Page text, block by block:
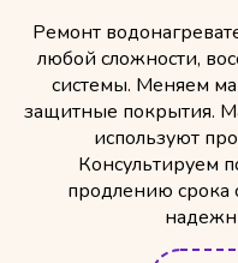
Ремонт
любой сложности,
системы. Меняем
защитные покрытия.
используют
Консультируем
продлению